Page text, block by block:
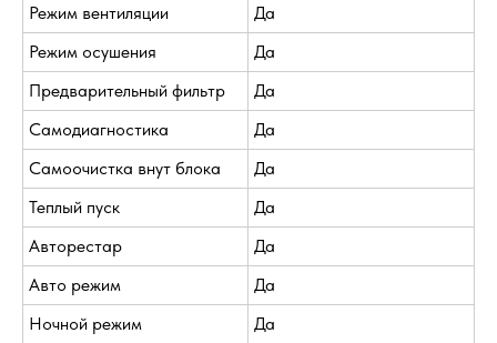
Режим вентиляции
Да
Режим осушения
Да
Предварительный фильтр
Да
Самодиагностика
Да
Самоочистка внут блока
Да
Теплый пуск
Да
Авторестар
Да
Авто режим
Да
Ночной режим
Да